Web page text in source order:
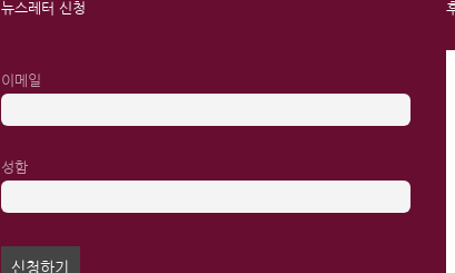
뉴스레터 신청
이메일
성함